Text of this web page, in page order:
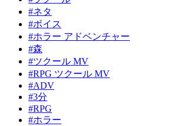
#ネタ
#ボイス
#ホラー アドベンチャー
#森
#ツクール MV
#RPG ツクール MV
#ADV
#3分
#RPG
#ホラー